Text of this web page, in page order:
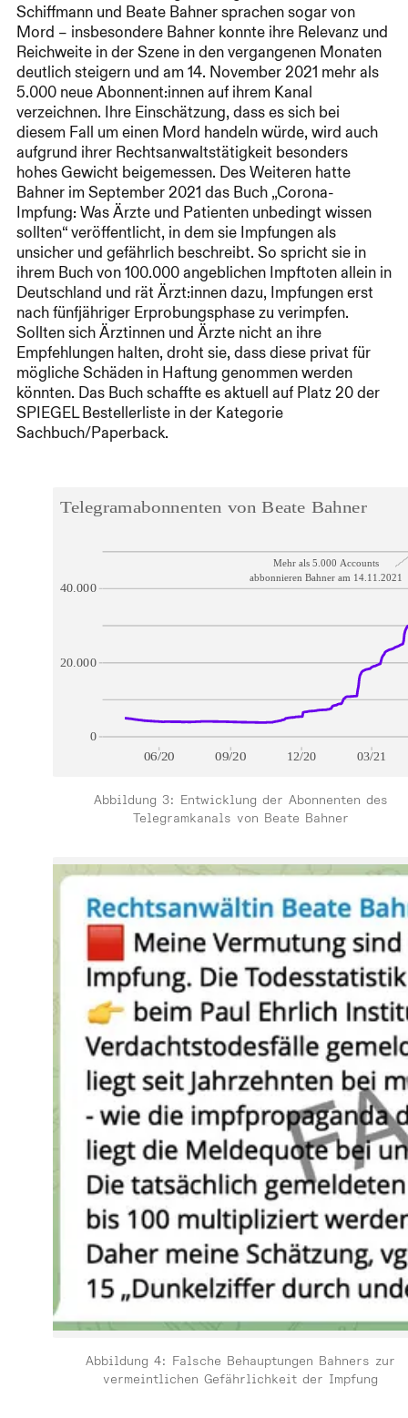
Schiffmann und Beate Bahner sprachen sogar von
Mord – insbesondere Bahner konnte ihre Relevanz und
Reichweite in der Szene in den vergangenen Monaten
deutlich steigern und am 14. November 2021 mehr als
5.000 neue Abonnent:innen auf ihrem Kanal
verzeichnen. Ihre Einschätzung, dass es sich bei
diesem Fall um einen Mord handeln würde, wird auch
aufgrund ihrer Rechtsanwaltstätigkeit besonders
hohes Gewicht beigemessen. Des Weiteren hatte
Bahner im September 2021 das Buch „Corona-
Impfung: Was Ärzte und Patienten unbedingt wissen
sollten“ veröffentlicht, in dem sie Impfungen als
unsicher und gefährlich beschreibt. So spricht sie in
ihrem Buch von 100.000 angeblichen Impftoten allein in
Deutschland und rät Ärzt:innen dazu, Impfungen erst
nach fünfjähriger Erprobungsphase zu verimpfen.
Sollten sich Ärztinnen und Ärzte nicht an ihre
Empfehlungen halten, droht sie, dass diese privat für
mögliche Schäden in Haftung genommen werden
könnten. Das Buch schaffte es aktuell auf Platz 20 der
SPIEGEL Bestellerliste in der Kategorie
Sachbuch/Paperback.
Abbildung 3: Entwicklung der Abonnenten des
Telegramkanals von Beate Bahner
Abbildung 4: Falsche Behauptungen Bahners zur
vermeintlichen Gefährlichkeit der Impfung